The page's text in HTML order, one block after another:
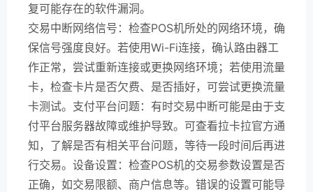
复可能存在的软件漏洞。
交易中断网络信号：检查POS机所处的网络环境，确
保信号强度良好。若使用Wi-Fi连接，确认路由器工
作正常，尝试重新连接或更换网络环境；若使用流量
卡，检查卡片是否欠费、是否插好，可尝试更换流量
卡测试。支付平台问题：有时交易中断可能是由于支
付平台服务器故障或维护导致。可查看拉卡拉官方通
知，了解是否有相关平台问题，等待一段时间后再进
行交易。设备设置：检查POS机的交易参数设置是否
正确，如交易限额、商户信息等。错误的设置可能导